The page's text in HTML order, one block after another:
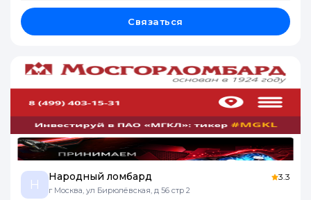
Связаться
Н
Народный ломбард
г Москва, ул Бирюлёвская, д 56 стр 2
3.3